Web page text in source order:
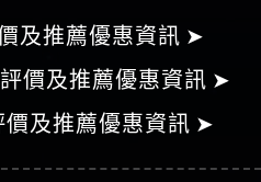
價及推薦優惠資訊 ➤
價及推薦優惠資訊 ➤